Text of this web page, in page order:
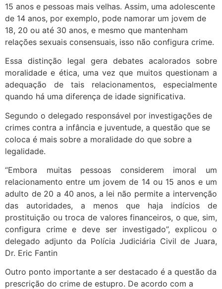
15 anos e pessoas mais velhas. Assim, uma adolescente
de 14 anos, por exemplo, pode namorar um jovem de
18, 20 ou até 30 anos, e mesmo que mantenham
relações sexuais consensuais, isso não configura crime.
Essa distinção legal gera debates acalorados sobre
moralidade e ética, uma vez que muitos questionam a
adequação de tais relacionamentos, especialmente
quando há uma diferença de idade significativa.
Segundo o delegado responsável por investigações de
crimes contra a infância e juventude, a questão que se
coloca é mais sobre a moralidade do que sobre a
legalidade.
“Embora muitas pessoas considerem imoral um
relacionamento entre um jovem de 14 ou 15 anos e um
adulto de 20 a 40 anos, a lei não permite a intervenção
das autoridades, a menos que haja indícios de
prostituição ou troca de valores financeiros, o que, sim,
configura crime e deve ser investigado”, explicou o
delegado adjunto da Polícia Judiciária Civil de Juara,
Dr. Eric Fantin
Outro ponto importante a ser destacado é a questão da
prescrição do crime de estupro. De acordo com a